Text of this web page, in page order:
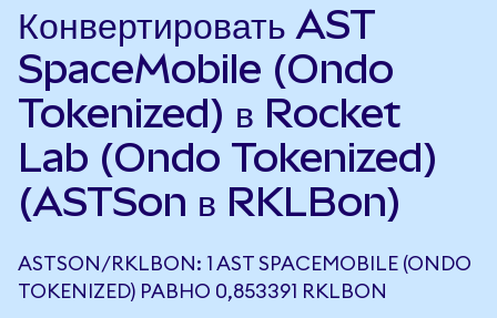
Конвертировать AST
SpaceMobile (Ondo
Tokenized) в Rocket
Lab (Ondo Tokenized)
(ASTSon в RKLBon)
ASTSON/RKLBON: 1 AST SPACEMOBILE (ONDO
TOKENIZED) РАВНО 0,853391 RKLBON